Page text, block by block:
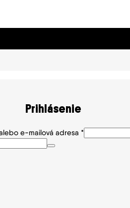
Prihlásenie
e-mailová adresa *